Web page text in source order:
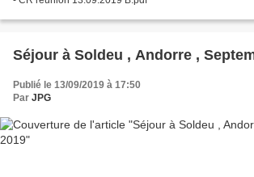
Séjour à Soldeu , Andorre ,
Publié le 13/09/2019 à 17:50
Par JPG